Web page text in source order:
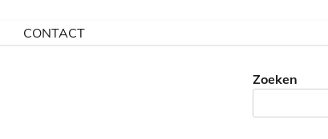
CONTACT
Zoeken